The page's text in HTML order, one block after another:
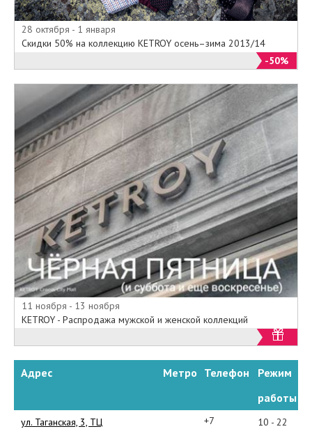
вещей, разработанных
дизайнерами компании.
На официальном сайте
www.ketroy.com/ru Кетрой
представлены каталоги одежды
для мужчин и женщин, как для
работы в офисе, так и для
выходного дня или вечеринки. К
сожалению в каталогах
официального сайта Вы не
найдете указанной цены ни на
одну модель, так как учитывая
шикарное качество материалов и
супер модный дизайн компания
стремиться привлечь, как можно
больше покупателей в свои
фирменные салоны KETROY.
28 октября - 1 января
Скидки 50% на коллекцию KETROY осень–зима 2013/14
-50%
11 ноября - 13 ноября
KETROY - Распродажа мужской и женской коллекций
Адрес Метро Телефон
Режим
работы
ул. Таганская, 3, TЦ
+7
10 - 22